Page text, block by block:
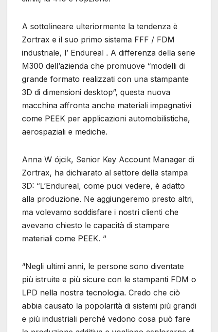
A sottolineare ulteriormente la tendenza è
Zortrax e il suo primo sistema FFF / FDM
industriale, l’ Endureal . A differenza della serie
M300 dell’azienda che promuove “modelli di
grande formato realizzati con una stampante
3D di dimensioni desktop”, questa nuova
macchina affronta anche materiali impegnativi
come PEEK per applicazioni automobilistiche,
aerospaziali e mediche.
Anna W ójcik, Senior Key Account Manager di
Zortrax, ha dichiarato al settore della stampa
3D: “L’Endureal, come puoi vedere, è adatto
alla produzione. Ne aggiungeremo presto altri,
ma volevamo soddisfare i nostri clienti che
avevano chiesto le capacità di stampare
materiali come PEEK. “
“Negli ultimi anni, le persone sono diventate
più istruite e più sicure con le stampanti FDM o
LPD nella nostra tecnologia. Credo che ciò
abbia causato la popolarità di sistemi più grandi
e più industriali perché vedono cosa può fare